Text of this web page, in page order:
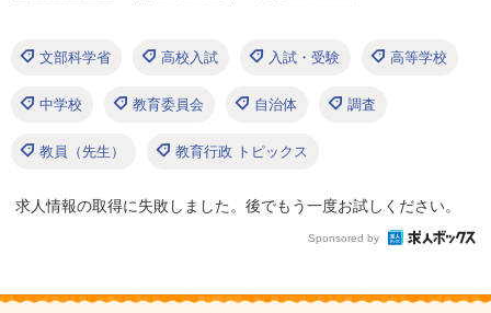
文部科学省 高校入試 入試・受験 高等学校
中学校 教育委員会 自治体 調査
教員（先生） 教育行政 トピックス
求人情報の取得に失敗しました。後でもう一度お試しください。
Sponsored by